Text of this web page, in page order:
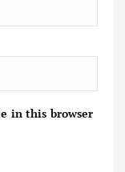
in this browser